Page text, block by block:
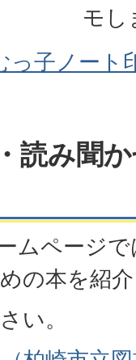
モし
っ子ノート
読み聞
ムページ
の本を紹
い。